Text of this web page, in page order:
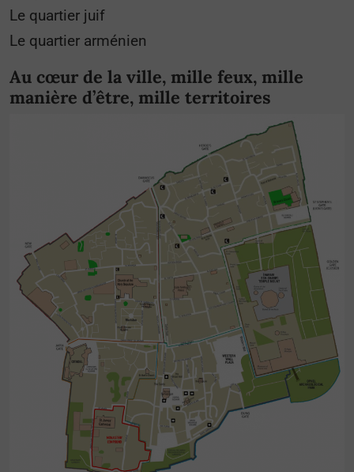
Le quartier juif
Le quartier arménien
Au cœur de la ville, mille feux, mille
manière d’être, mille territoires